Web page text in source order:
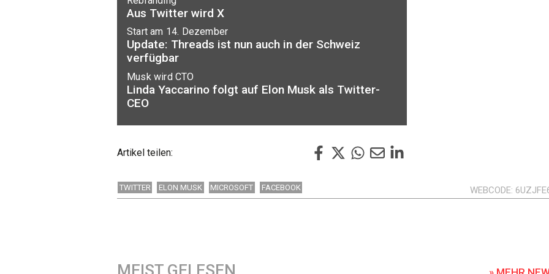
Aus Twitter wird X
Start am 14. Dezember
Update: Threads ist nun auch in der Schweiz
verfügbar
Musk wird CTO
Linda Yaccarino folgt auf Elon Musk als Twitter-
CEO
Artikel teilen:
TWITTER ELON MUSK MICROSOFT FACEBOOK WEBCODE